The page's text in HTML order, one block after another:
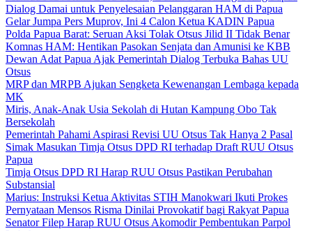
Dialog Damai untuk Penyelesaian Pelanggaran HAM di Papua
Gelar Jumpa Pers Muprov, Ini 4 Calon Ketua KADIN Papua
Polda Papua Barat: Seruan Aksi Tolak Otsus Jilid II Tidak Benar
Komnas HAM: Hentikan Pasokan Senjata dan Amunisi ke KBB
Dewan Adat Papua Ajak Pemerintah Dialog Terbuka Bahas UU
Otsus
MRP dan MRPB Ajukan Sengketa Kewenangan Lembaga kepada
MK
Miris, Anak-Anak Usia Sekolah di Hutan Kampung Obo Tak
Bersekolah
Pemerintah Pahami Aspirasi Revisi UU Otsus Tak Hanya 2 Pasal
Simak Masukan Timja Otsus DPD RI terhadap Draft RUU Otsus
Papua
Timja Otsus DPD RI Harap RUU Otsus Pastikan Perubahan
Substansial
Marius: Instruksi Ketua Aktivitas STIH Manokwari Ikuti Prokes
Pernyataan Mensos Risma Dinilai Provokatif bagi Rakyat Papua
Senator Filep Harap RUU Otsus Akomodir Pembentukan Parpol